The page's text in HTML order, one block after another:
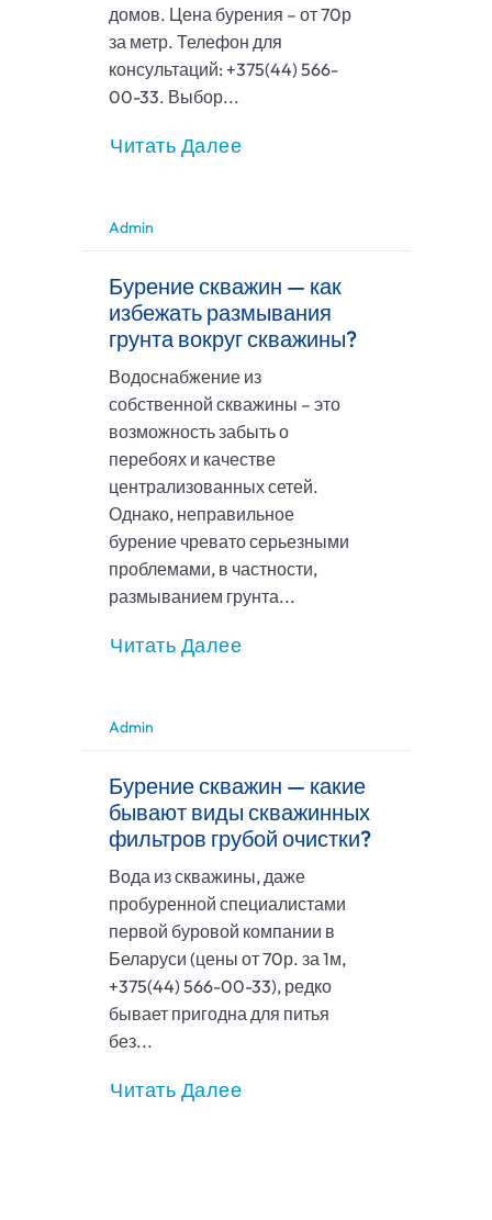
домов. Цена бурения – от 70р
за метр. Телефон для
консультаций: +375(44) 566-
00-33. Выбор...
Читать Далее
Admin
Бурение скважин — как
избежать размывания
грунта вокруг скважины?
Водоснабжение из
собственной скважины – это
возможность забыть о
перебоях и качестве
централизованных сетей.
Однако, неправильное
бурение чревато серьезными
проблемами, в частности,
размыванием грунта...
Читать Далее
Admin
Бурение скважин — какие
бывают виды скважинных
фильтров грубой очистки?
Вода из скважины, даже
пробуренной специалистами
первой буровой компании в
Беларуси (цены от 70р. за 1м,
+375(44) 566-00-33), редко
бывает пригодна для питья
без...
Читать Далее